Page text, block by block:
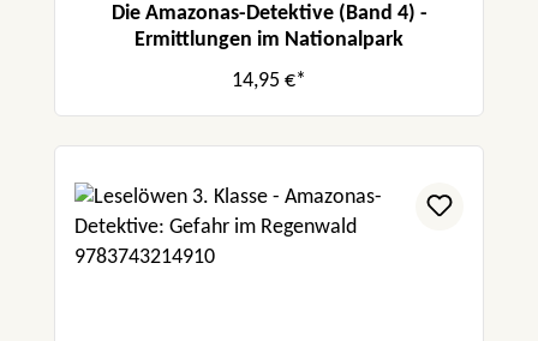
Die Amazonas-Detektive (Band 4) -
Ermittlungen im Nationalpark
14,95 €*